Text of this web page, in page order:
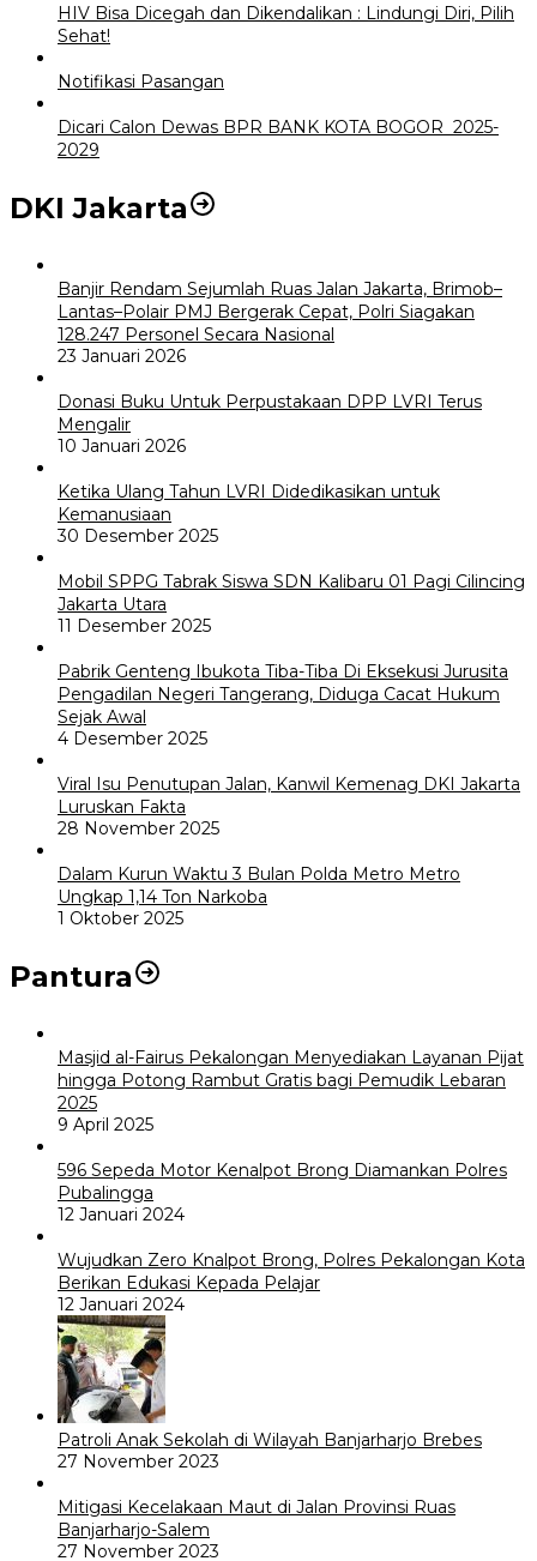
HIV Bisa Dicegah dan Dikendalikan : Lindungi Diri, Pilih
Sehat!
Notifikasi Pasangan
Dicari Calon Dewas BPR BANK KOTA BOGOR 2025-
2029
DKI Jakarta
Banjir Rendam Sejumlah Ruas Jalan Jakarta, Brimob–
Lantas–Polair PMJ Bergerak Cepat, Polri Siagakan
128.247 Personel Secara Nasional
23 Januari 2026
Donasi Buku Untuk Perpustakaan DPP LVRI Terus
Mengalir
10 Januari 2026
Ketika Ulang Tahun LVRI Didedikasikan untuk
Kemanusiaan
30 Desember 2025
Mobil SPPG Tabrak Siswa SDN Kalibaru 01 Pagi Cilincing
Jakarta Utara
11 Desember 2025
Pabrik Genteng Ibukota Tiba-Tiba Di Eksekusi Jurusita
Pengadilan Negeri Tangerang, Diduga Cacat Hukum
Sejak Awal
4 Desember 2025
Viral Isu Penutupan Jalan, Kanwil Kemenag DKI Jakarta
Luruskan Fakta
28 November 2025
Dalam Kurun Waktu 3 Bulan Polda Metro Metro
Ungkap 1,14 Ton Narkoba
1 Oktober 2025
Pantura
Masjid al-Fairus Pekalongan Menyediakan Layanan Pijat
hingga Potong Rambut Gratis bagi Pemudik Lebaran
2025
9 April 2025
596 Sepeda Motor Kenalpot Brong Diamankan Polres
Pubalingga
12 Januari 2024
Wujudkan Zero Knalpot Brong, Polres Pekalongan Kota
Berikan Edukasi Kepada Pelajar
12 Januari 2024
Patroli Anak Sekolah di Wilayah Banjarharjo Brebes
27 November 2023
Mitigasi Kecelakaan Maut di Jalan Provinsi Ruas
Banjarharjo-Salem
27 November 2023